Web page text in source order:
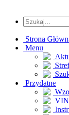
Strona
Menu
Przydatne
VIN